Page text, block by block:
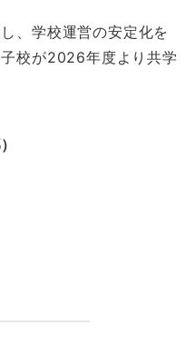
、学校運営の安定化を
校が2026年度より共学